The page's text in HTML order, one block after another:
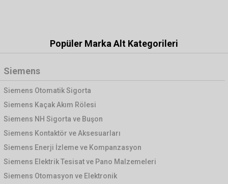
Popüler Marka Alt Kategorileri
Siemens
Siemens Otomatik Sigorta
Siemens Kaçak Akım Rölesi
Siemens NH Sigorta ve Buşon
Siemens Kontaktör ve Aksesuarları
Siemens Enerji İzleme ve Kompanzasyon
Siemens Elektrik Tesisat ve Pano Malzemeleri
Siemens Otomasyon ve Elektronik